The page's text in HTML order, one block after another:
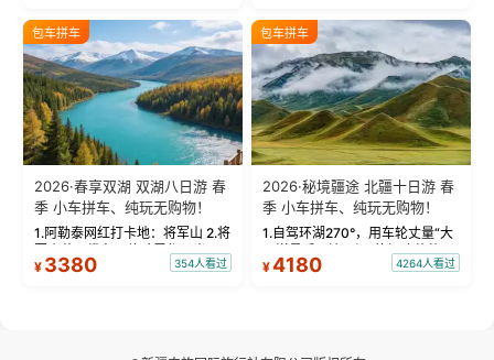
绝美瞬间。 赛湖坦克300跟车视
频：专业摄影师...
瓦人最大村落——禾木村，欣赏
晨雾与小木...
包车拼车
2026·春享双湖 双湖八日游 春
季 小车拼车、纯玩无购物！
1.阿勒泰网红打卡地：将军山 2.将
军山落日缆车，体验雪都风光 3.
将军山，夕阳派对，蹦迪party 4.
¥ 3380 354人看过
包车拼车
2026·秘境疆途 北疆十日游 春
季 小车拼车、纯玩无购物！
1.自驾环湖270°，用车轮丈量“大
西洋最后一滴眼泪”的极致蔚蓝，
让雪山、花海与深邃湖水在转弯
¥4180 4264人看过